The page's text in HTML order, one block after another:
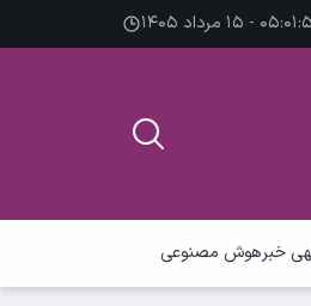
- ۱۵ مرداد ۱۴۰۵
خبرهوش مصنوعی